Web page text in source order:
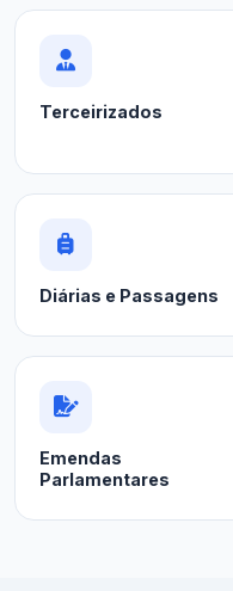
Terceirizados
Diárias e Passagens
Emendas
Parlamentares